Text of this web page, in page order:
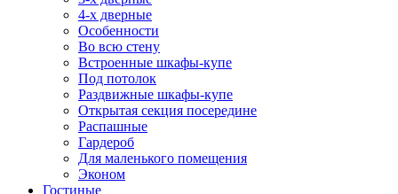
4-х дверные
Особенности
Во всю стену
Встроенные шкафы-купе
Под потолок
Раздвижные шкафы-купе
Открытая секция посередине
Распашные
Гардероб
Для маленького помещения
Эконом
Гостиные